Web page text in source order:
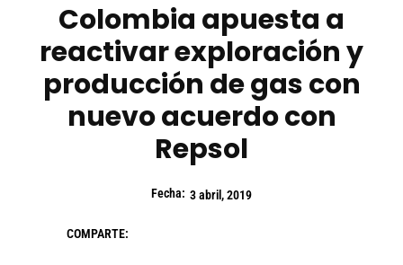
Colombia apuesta a
reactivar exploración y
producción de gas con
nuevo acuerdo con
Repsol
Fecha: 3 abril, 2019
COMPARTE: